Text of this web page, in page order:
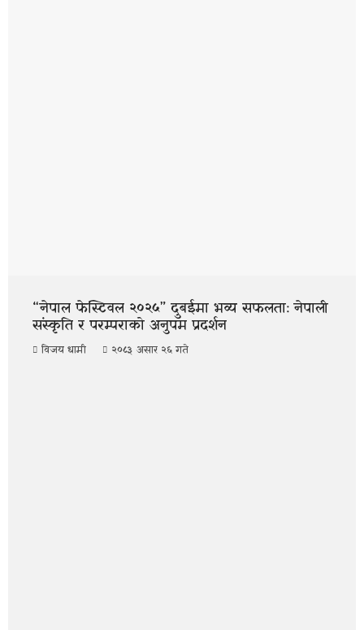
“नेपाल फेस्टिवल २०२५” दुबईमा भव्य सफलता: नेपाली
संस्कृति र परम्पराको अनुपम प्रदर्शन
विजय धामी २०८३ असार २६ गते